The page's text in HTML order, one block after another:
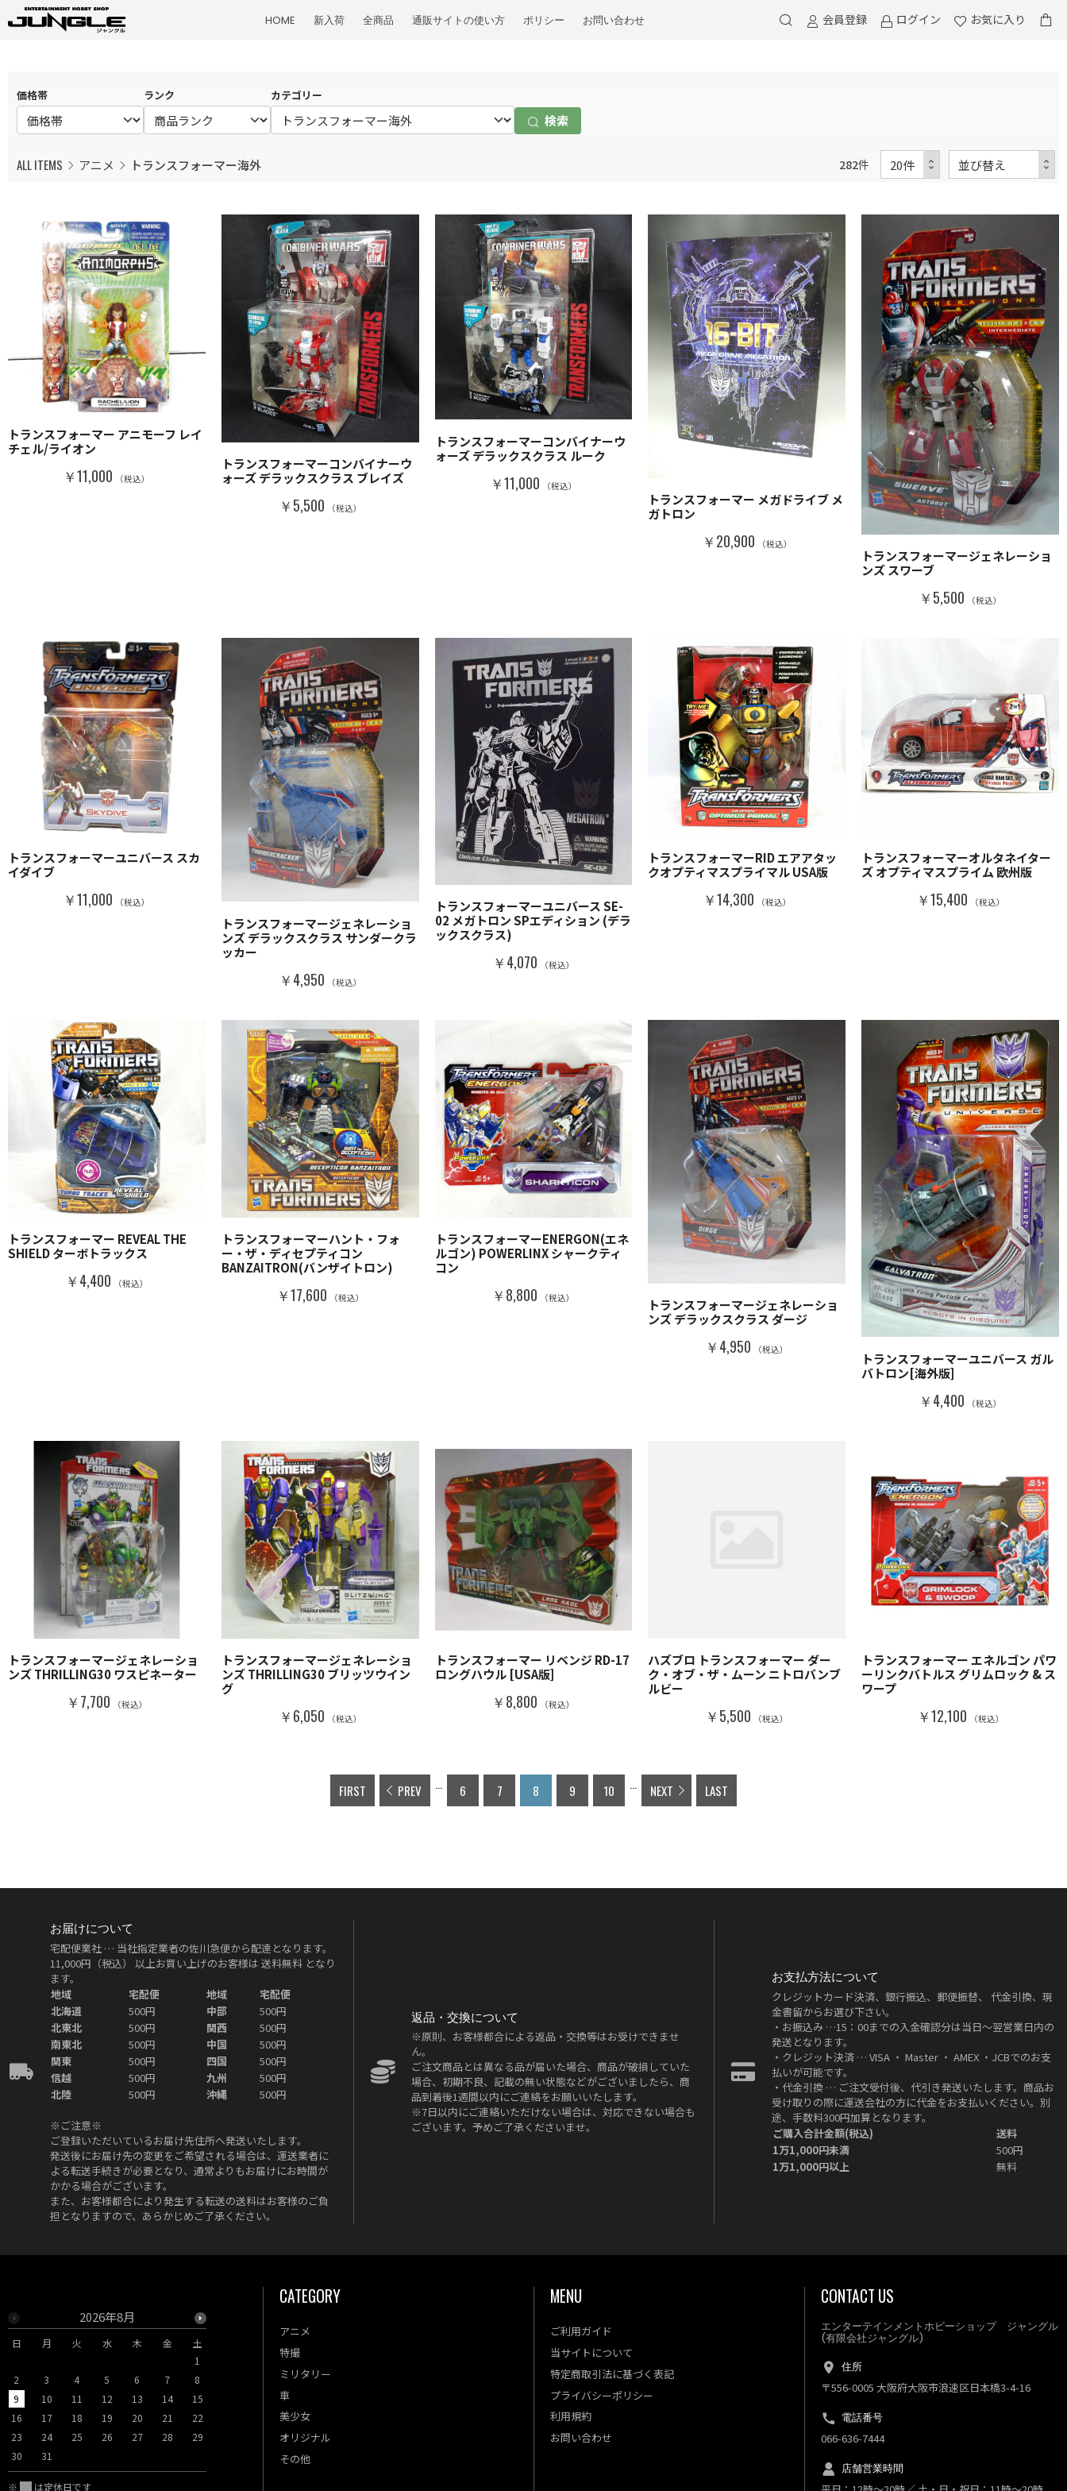
HOME 新入荷 全商品 通販サイトの使い方 ポリシー お問い合わせ 会員登録 ログイン お気に入り
価格帯 ランク カテゴリー
検索
ALL ITEMS アニメ トランスフォーマー海外 282件
トランスフォーマー アニモーフ レイ
チェル/ライオン
￥11,000 （税込）
トランスフォーマーコンバイナーウ
ォーズ デラックスクラス ブレイズ
￥5,500 （税込）
トランスフォーマーコンバイナーウ
ォーズ デラックスクラス ルーク
￥11,000 （税込）
トランスフォーマー メガドライブ メ
ガトロン
￥20,900 （税込）
トランスフォーマージェネレーショ
ンズ スワーブ
￥5,500 （税込）
トランスフォーマーユニバース スカ
イダイブ
￥11,000 （税込）
トランスフォーマージェネレーショ
ンズ デラックスクラス サンダークラ
ッカー
￥4,950 （税込）
トランスフォーマーユニバース SE-
02 メガトロン SPエディション (デラ
ックスクラス)
￥4,070 （税込）
トランスフォーマーRID エアアタッ
クオプティマスプライマル USA版
￥14,300 （税込）
トランスフォーマーオルタネイター
ズ オプティマスプライム 欧州版
￥15,400 （税込）
トランスフォーマー REVEAL THE
SHIELD ターボトラックス
￥4,400 （税込）
トランスフォーマーハント・フォ
ー・ザ・ディセプティコン
BANZAITRON(バンザイトロン)
￥17,600 （税込）
トランスフォーマーENERGON(エネ
ルゴン) POWERLINX シャークティ
コン
￥8,800 （税込）
トランスフォーマージェネレーショ
ンズ デラックスクラス ダージ
￥4,950 （税込）
トランスフォーマーユニバース ガル
バトロン[海外版]
￥4,400 （税込）
トランスフォーマージェネレーショ
ンズ THRILLING30 ワスピネーター
￥7,700 （税込）
トランスフォーマージェネレーショ
ンズ THRILLING30 ブリッツウイン
グ
￥6,050 （税込）
トランスフォーマー リベンジ RD-17
ロングハウル [USA版]
￥8,800 （税込）
ハズブロ トランスフォーマー ダー
ク・オブ・ザ・ムーン ニトロバンブ
ルビー
￥5,500 （税込）
トランスフォーマー エネルゴン パワ
ーリンクバトルス グリムロック & ス
ワープ
￥12,100 （税込）
FIRST PREV ... 6 7 8 9 10 ... NEXT LAST
お届けについて
宅配便業社 … 当社指定業者の佐川急便から配達となります。
11,000円（税込）
以上お買い上げのお客様は 送料無料となり
ます。
地域
宅配便 地域
宅配便
北海道
500円 中部
500円
北東北
500円 関西
500円
南東北
500円 中国
500円
関東
500円 四国
500円
信越
500円 九州
500円
北陸
500円 沖縄 500円
※ご注意※
ご登録いただいているお届け先住所へ発送いたします。
発送後にお届け先の変更をご希望される場合は、運送業者に
よる転送手続きが必要となり、通常よりもお届けにお時間が
かかる場合がございます。
また、お客様都合により発生する転送の送料はお客様のご負
担となりますので、あらかじめご了承ください。
返品・交換について
※原則、お客様都合による返品・交換等はお受けできませ
ん。
ご注文商品とは異なる品が届いた場合、商品が破損していた
場合、初期不良、記載の無い状態などがございましたら、商
品到着後1週間以内にご連絡をお願いいたします。
※7日以内にご連絡いただけない場合は、対応できない場合も
ございます。予めご了承くださいませ。
お支払方法について
クレジットカード決済、銀行振込、郵便振替、 代金引換、現
金書留からお選び下さい。
・お振込み …15：00までの入金確認分は当日～翌営業日内の
発送となります。
・クレジット決済 … VISA ・ Master ・ AMEX ・JCBでのお支
払いが可能です。
・代金引換 … ご注文受付後、代引き発送いたします。商品お
受け取りの際に運送会社の方に代金をお支払いください。別
途、手数料300円加算となります。
ご購入合計金額(税込)
送料
1万1,000円未満
500円
1万1,000円以上
無料
2026年8月
日 月 火 水 木 金
土
1
2
3 4 5 6 7
8
9
10 11 12 13 14
15
16
17 18 19 20 21
22
23
24 25 26 27 28
29
30
31
9 10
15
22 23
29 30
※ は定休日です
CATEGORY
アニメ
特撮
ミリタリー
車
美少女
オリジナル
その他
MENU
ご利用ガイド
当サイトについて
特定商取引法に基づく表記
プライバシーポリシー
利用規約
お問い合わせ
CONTACT US
エンターテインメントホビーショップ ジャングル
(有限会社ジャングル)
住所
〒556-0005 大阪府大阪市浪速区日本橋3-4-16
電話番号
066-636-7444
店舗営業時間